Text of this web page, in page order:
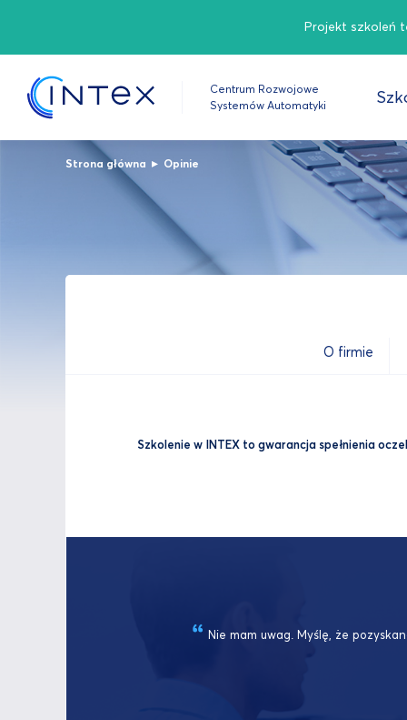
Projekt szkoleń
Centrum Rozwojowe
Systemów Automatyki
Strona główna ▸ Opinie
O firmie
Szkolenie w INTEX to gwarancja spełnienia
Nie mam uwag. Myślę, że